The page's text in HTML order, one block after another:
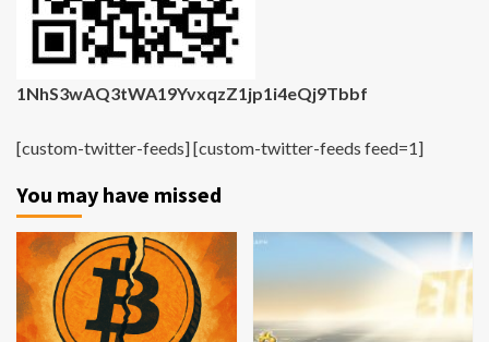
1NhS3wAQ3tWA19YvxqzZ1jp1i4eQj9Tbbf
[custom-twitter-feeds] [custom-twitter-feeds feed=1]
You may have missed